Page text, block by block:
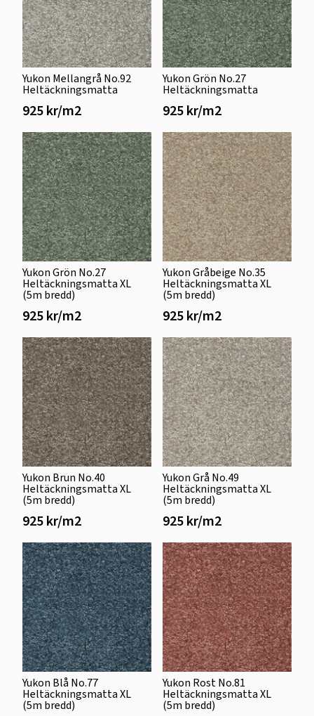
Yukon Mellangrå No.92
Heltäckningsmatta
925 kr/m2
Yukon Grön No.27
Heltäckningsmatta
925 kr/m2
Yukon Grön No.27
Heltäckningsmatta XL
(5m bredd)
925 kr/m2
Yukon Gråbeige No.35
Heltäckningsmatta XL
(5m bredd)
925 kr/m2
Yukon Brun No.40
Heltäckningsmatta XL
(5m bredd)
925 kr/m2
Yukon Grå No.49
Heltäckningsmatta XL
(5m bredd)
925 kr/m2
Yukon Blå No.77
Heltäckningsmatta XL
(5m bredd)
Yukon Rost No.81
Heltäckningsmatta XL
(5m bredd)